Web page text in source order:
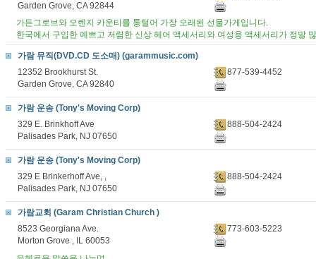
Garden Grove, CA 92844
가든그로브와 오렌지 카운티를 통털어 가장 오래된 선물가게입니다.
한국에서 구입한 예쁘고 저렴한 신상 헤어 액세서리와 여성용 액세서리가 정말
가람 뮤직(DVD.CD 도소매) (garammusic.com)
12352 Brookhurst St.
Garden Grove, CA 92840
877-539-4452
가람 운송 (Tony's Moving Corp)
329 E. Brinkhoff Ave
Palisades Park, NJ 07650
888-504-2424
가람 운송 (Tony's Moving Corp)
329 E Brinkerhoff Ave, ,
Palisades Park, NJ 07650
888-504-2424
가람교회 (Garam Christian Church )
8523 Georgiana Ave.
Morton Grove , IL 60053
773-603-5223